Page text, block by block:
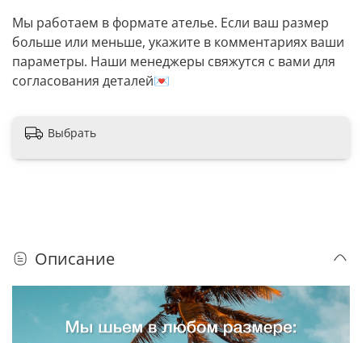
Мы работаем в формате ателье. Если ваш размер
больше или меньше, укажите в комментариях ваши
параметры. Наши менеджеры свяжутся с вами для
согласования деталей💌
Выбрать
Описание